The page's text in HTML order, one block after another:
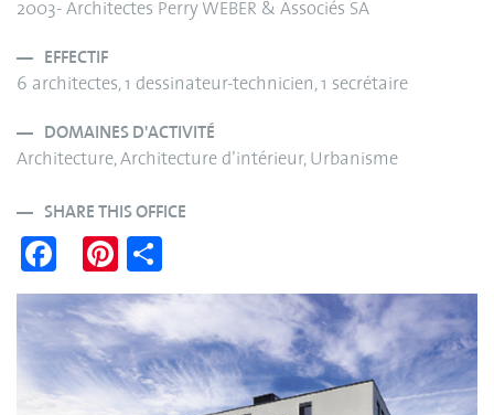
2003- Architectes Perry WEBER & Associés SA
EFFECTIF
6 architectes, 1 dessinateur-technicien, 1 secrétaire
DOMAINES D'ACTIVITÉ
Architecture, Architecture d’intérieur, Urbanisme
SHARE THIS OFFICE
Fa
ce
bo
ok
Pi
nt
er
es
t
ha
re